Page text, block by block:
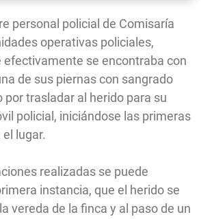
personal policial de Comisaría
operativas policiales,
efectivamente se encontraba con
de sus piernas con sangrado
por trasladar al herido para su
policial, iniciándose las primeras
lugar.
realizadas se puede
instancia, que el herido se
vereda de la finca y al paso de un